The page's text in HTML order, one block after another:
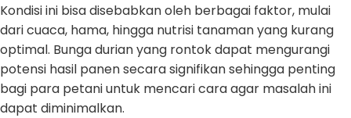
Kondisi ini bisa disebabkan oleh berbagai faktor, mulai
dari cuaca, hama, hingga nutrisi tanaman yang kurang
optimal. Bunga durian yang rontok dapat mengurangi
potensi hasil panen secara signifikan sehingga penting
bagi para petani untuk mencari cara agar masalah ini
dapat diminimalkan.